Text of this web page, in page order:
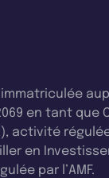
en tant que
activité régulée
en
par l’AMF.